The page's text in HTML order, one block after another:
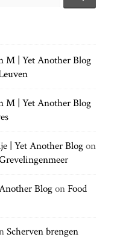
h
M | Yet Another Blog
M | Yet Another Blog
| Yet Another Blogon
BlogonFood
Scherven brengen